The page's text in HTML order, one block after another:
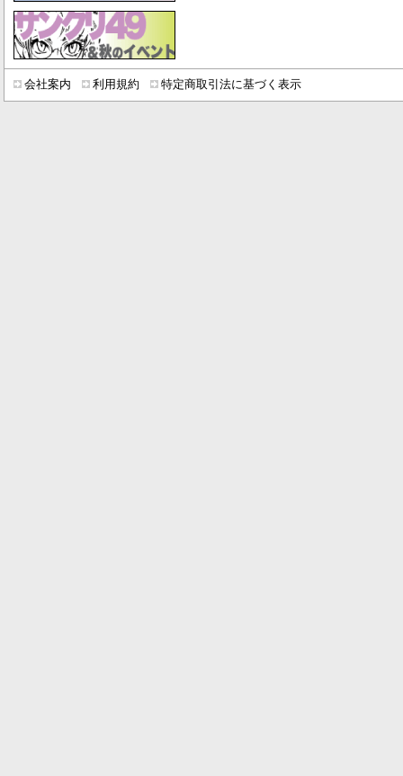
会社案内 利用規約 特定商取引法に基づく表示